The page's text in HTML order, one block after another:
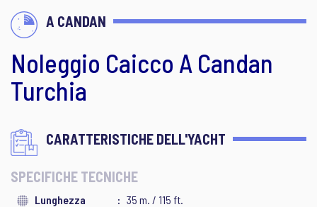
A CANDAN
Noleggio Caicco A Candan
Turchia
CARATTERISTICHE DELL'YACHT
SPECIFICHE TECNICHE
Lunghezza
35 m. / 115 ft.